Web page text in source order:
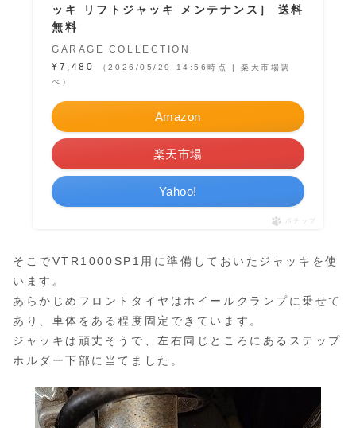
ッキ リフトジャッキ メンテナンス］ 送料
無料
GARAGE COLLECTION
¥7,480
（2026/05/29 14:56時点 | 楽天市場調
べ）
Amazon
楽天市場
Yahoo!
ポチップ
そこでVTR1000SP1用に準備しておいたジャッキを使
います。
あらかじめフロントタイヤはホイールクランプに乗せて
あり、車体をある程度固定できています。
ジャッキは頑丈そうで、左右同じところにあるステップ
ホルダー下部に当てました。